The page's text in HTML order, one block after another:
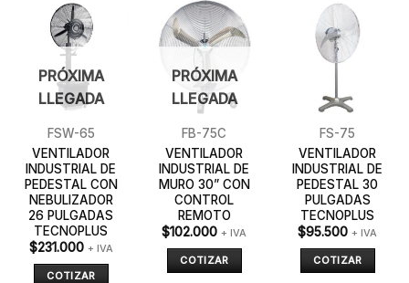
PRÓXIMA
LLEGADA
FSW-65
VENTILADOR
INDUSTRIAL DE
PEDESTAL CON
NEBULIZADOR
26 PULGADAS
TECNOPLUS
$231.000 + IVA
COTIZAR
PRÓXIMA
LLEGADA
FB-75C
VENTILADOR
INDUSTRIAL DE
MURO 30” CON
CONTROL
REMOTO
$102.000 + IVA
COTIZAR
FS-75
VENTILADOR
INDUSTRIAL DE
PEDESTAL 30
PULGADAS
TECNOPLUS
$95.500 + IVA
COTIZAR